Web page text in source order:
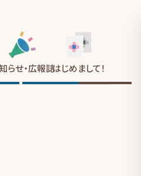
らせ・広報誌はじめまして！